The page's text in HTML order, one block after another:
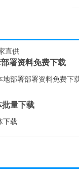
署资料免费下载
量下载